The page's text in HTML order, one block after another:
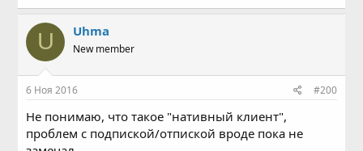
U Uhma
New member
6 Ноя 2016 #200
Не понимаю, что такое "нативный клиент",
проблем с подпиской/отпиской вроде пока не